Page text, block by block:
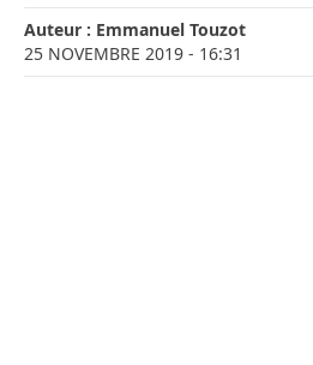
Auteur : Emmanuel Touzot
25 NOVEMBRE 2019 - 16:31